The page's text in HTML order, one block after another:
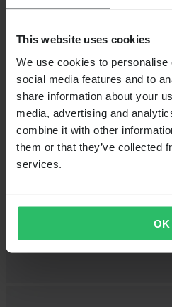
This website uses cookies
We use cookies to
social media features and to
share information about your
media, advertising and
combine it with other
them or that they’ve collected
services.
OK